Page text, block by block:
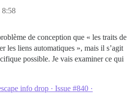
8:58
de conception que « les traits de
les liens automatiques », mais il s’agit
possible. Je vais examiner ce qui
info drop · Issue #840 ·